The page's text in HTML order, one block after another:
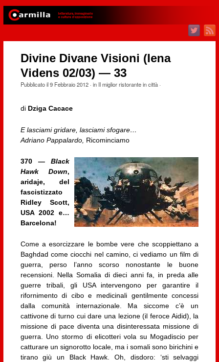
Divine Divane Visioni (Iena
Videns 02/03) — 33
Pubblicato il9 Febbraio 2012· in Il miglior ristorante in città·
diDziga Cacace
E lasciami gridare, lasciami sfogare…
Adriano Pappalardo, Ricominciamo
370 —Black
Hawk Down,
aridaje, del
fascistizzato
Ridley Scott,
USA 2002 e…
Barcelona!
Come a esorcizzare le bombe vere che scoppiettano a
Baghdad come ciocchi nel camino, ci vediamo un film di
guerra, perso l’anno scorso nonostante le buone
recensioni. Nella Somalia di dieci anni fa, in preda alle
guerre tribali, gli USA intervengono per garantire il
rifornimento di cibo e medicinali gentilmente concessi
dalla comunità internazionale. Ma siccome c’è un
cattivone di turno cui dare una lezione (il feroce Aidid), la
missione di pace diventa una disinteressata missione di
guerra. Uno stormo di elicotteri vola su Mogadiscio per
catturare un signorotto locale, ma i somali sono birichini e
tirano giù un Black Hawk. Oh, disdoro: ‘sti selvaggi